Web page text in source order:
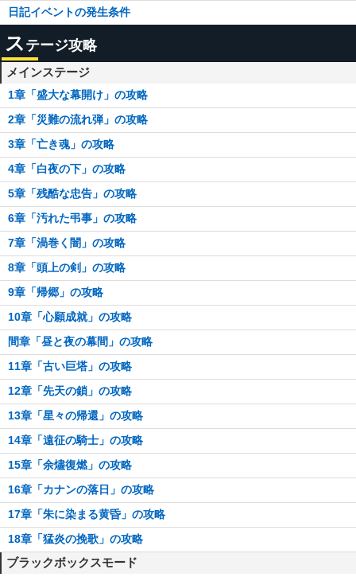
日記イベントの発生条件
ス テージ攻略
メインステージ
1章「盛大な幕開け」の攻略
2章「災難の流れ弾」の攻略
3章「亡き魂」の攻略
4章「白夜の下」の攻略
5章「残酷な忠告」の攻略
6章「汚れた弔事」の攻略
7章「渦巻く闇」の攻略
8章「頭上の剣」の攻略
9章「帰郷」の攻略
10章「心願成就」の攻略
間章「昼と夜の幕間」の攻略
11章「古い巨塔」の攻略
12章「先天の鎖」の攻略
13章「星々の帰還」の攻略
14章「遠征の騎士」の攻略
15章「余燼復燃」の攻略
16章「カナンの落日」の攻略
17章「朱に染まる黄昏」の攻略
18章「猛炎の挽歌」の攻略
ブラックボックスモード